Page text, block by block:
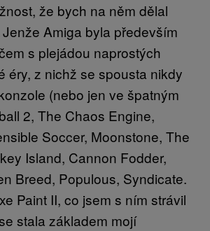
že bych na něm dělal
Amiga byla především
s plejádou naprostých
éry, z nichž se spousta nikdy
(nebo jen ve špatným
2, The Chaos Engine,
Soccer, Moonstone, The
Island, Cannon Fodder,
Breed, Populous, Syndicate.
Paint II, co jsem s ním strávil
stala základem mojí